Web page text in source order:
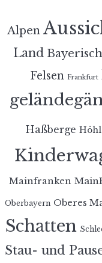
Alpen
Land
Felsen Frankfurt
Haßberge
Mainfranken
Oberbayern Oberes
Schatten
Stau- und